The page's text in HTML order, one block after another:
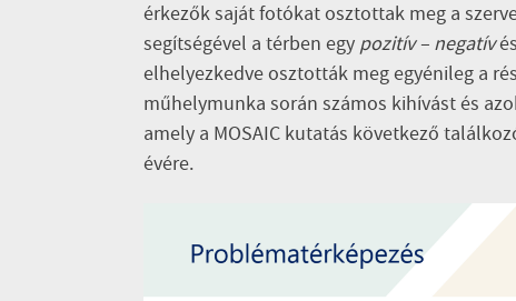
érkezők saját fotókat osztottak meg a
segítségével a térben egy pozitív – negatívés
elhelyezkedve osztották meg egyénileg a
műhelymunka során számos kihívást és
amely a MOSAIC kutatás következő
évére.